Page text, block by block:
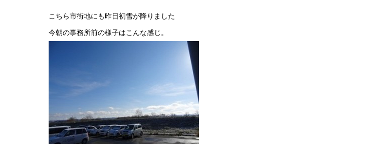
こちら市街地にも昨日初雪が降りました
今朝の事務所前の様子はこんな感じ。